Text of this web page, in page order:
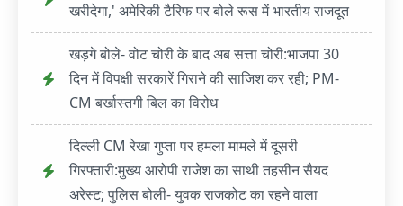
खरीदेगा,' अमेरिकी टैरिफ पर बोले रूस में भारतीय राजदूत
खड़गे बोले- वोट चोरी के बाद अब सत्ता चोरी:भाजपा 30
दिन में विपक्षी सरकारें गिराने की साजिश कर रही; PM-
CM बर्खास्तगी बिल का विरोध
दिल्ली CM रेखा गुप्ता पर हमला मामले में दूसरी
गिरफ्तारी:मुख्य आरोपी राजेश का साथी तहसीन सैयद
अरेस्ट; पुलिस बोली- युवक राजकोट का रहने वाला